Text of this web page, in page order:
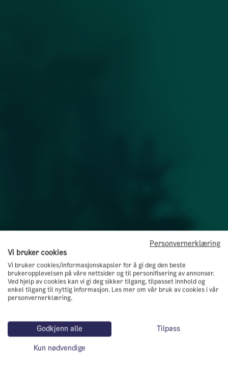
Personvernerklæring
Vi bruker cookies
Vi bruker cookies/informasjonskapsler for å gi deg den beste
brukeropplevelsen på våre nettsider og til personifisering av annonser.
Ved hjelp av cookies kan vi gi deg sikker tilgang, tilpasset innhold og
enkel tilgang til nyttig informasjon. Les mer om vår bruk av cookies i vår
personvernerklæring.
Godkjenn alle
Tilpass
Kun nødvendige